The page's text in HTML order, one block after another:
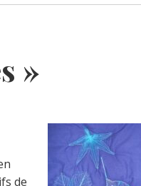
»
de